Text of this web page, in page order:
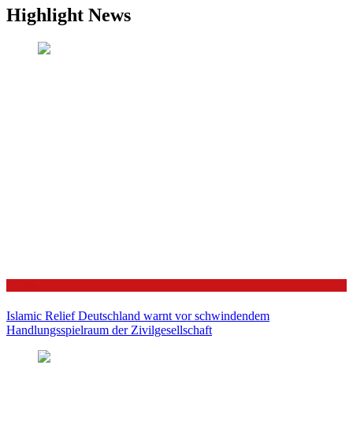
Highlight News
Islamic Relief Deutschland warnt vor schwindendem
Handlungsspielraum der Zivilgesellschaft